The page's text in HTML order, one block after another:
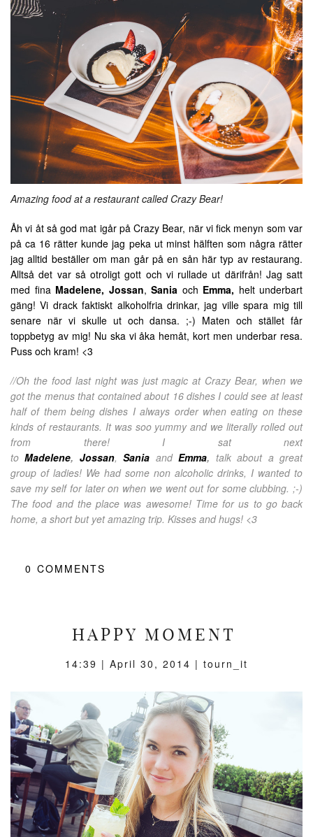
Amazing food at a restaurant called Crazy Bear!
Åh vi åt så god mat igår på Crazy Bear, när vi fick menyn som var
på ca 16 rätter kunde jag peka ut minst hälften som några rätter
jag alltid beställer om man går på en sån här typ av restaurang.
Alltså det var så otroligt gott och vi rullade ut därifrån! Jag satt
med fina Madelene, Jossan, Sania och Emma, helt underbart
gäng! Vi drack faktiskt alkoholfria drinkar, jag ville spara mig till
senare när vi skulle ut och dansa. ;-) Maten och stället får
toppbetyg av mig! Nu ska vi åka hemåt, kort men underbar resa.
Puss och kram! <3
//Oh the food last night was just magic at Crazy Bear, when we
got the menus that contained about 16 dishes I could see at least
half of them being dishes I always order when eating on these
kinds of restaurants. It was soo yummy and we literally rolled out
from there! I sat next
toMadelene, Jossan,Sania andEmma, talk about a great
group of ladies! We had some non alcoholic drinks, I wanted to
save my self for later on when we went out for some clubbing. ;-)
The food and the place was awesome! Time for us to go back
home, a short but yet amazing trip. Kisses and hugs! <3
0 COMMENTS
HAPPY MOMENT
14:39 | April 30, 2014 | tourn_it